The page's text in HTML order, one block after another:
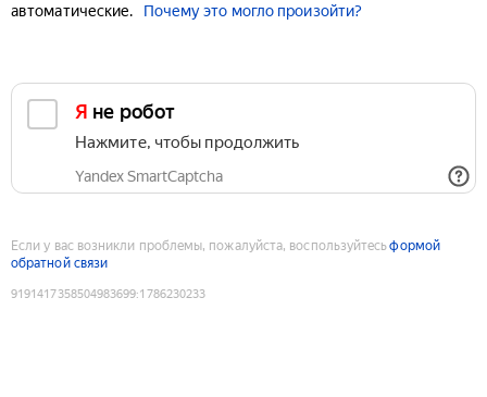
автоматические.
Почему это могло произойти?
Я не робот
Нажмите, чтобы продолжить
Yandex SmartCaptcha
Если у вас возникли проблемы, пожалуйста, воспользуйтесьформой
обратной связи
9191417358504983699:1786230233